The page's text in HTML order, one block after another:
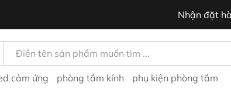
Nhận đặt
cảm ứng phòng tắm kính phụ kiện phòng tắm